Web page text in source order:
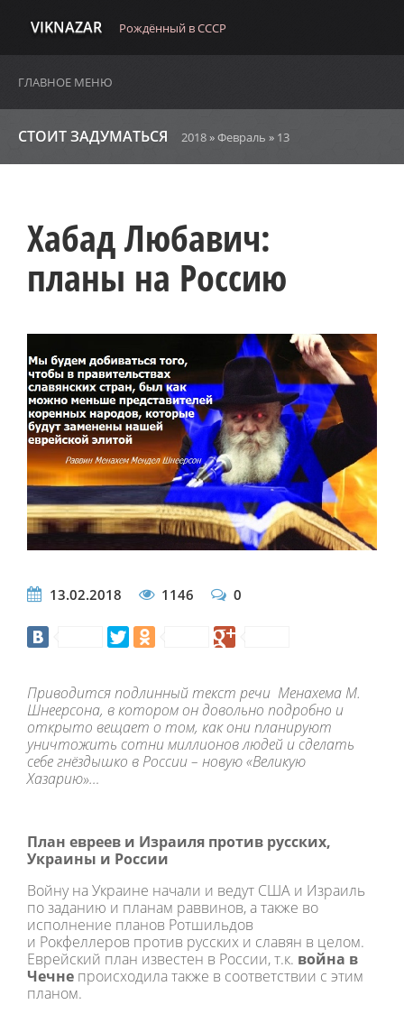
VIKNAZAR Рождённый в СССР
ГЛАВНОЕ МЕНЮ
СТОИТ ЗАДУМАТЬСЯ 2018»Февраль » 13
Хабад Любавич:
планы на Россию
13.02.2018 1146 0
Приводится подлинный текст речи Менахема М.
Шнеерсона, в котором он довольно подробно и
открыто вещает о том, как они планируют
уничтожить сотни миллионов людей и сделать
себе гнёздышко в России – новую «Великую
Хазарию»…
План евреев и Израиля против русских,
Украины и России
Войну на Украине начали и ведут США и Израиль
по заданию и планам раввинов, а также во
исполнение планов Ротшильдов
и Рокфеллеров против русских и славян в целом.
Еврейский план известен в России, т.к. война в
Чечне происходила также в соответствии с этим
планом.